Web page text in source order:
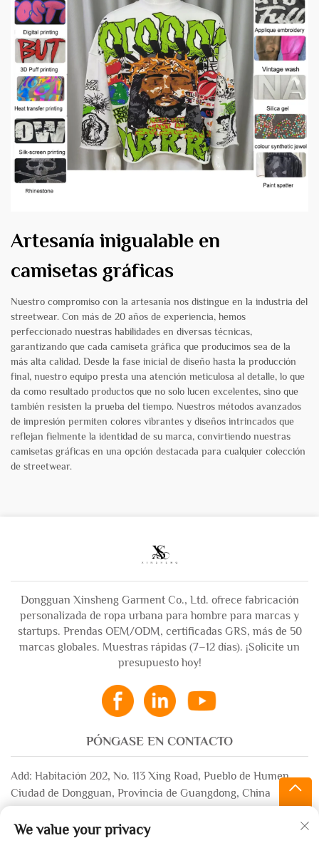
Artesanía inigualable en
camisetas gráficas
Nuestro compromiso con la artesanía nos distingue en la industria del
streetwear. Con más de 20 años de experiencia, hemos
perfeccionado nuestras habilidades en diversas técnicas,
garantizando que cada camiseta gráfica que producimos sea de la
más alta calidad. Desde la fase inicial de diseño hasta la producción
final, nuestro equipo presta una atención meticulosa al detalle, lo que
da como resultado productos que no solo lucen excelentes, sino que
también resisten la prueba del tiempo. Nuestros métodos avanzados
de impresión permiten colores vibrantes y diseños intrincados que
reflejan fielmente la identidad de su marca, convirtiendo nuestras
camisetas gráficas en una opción destacada para cualquier colección
de streetwear.
Dongguan Xinsheng Garment Co., Ltd. ofrece fabricación
personalizada de ropa urbana para hombre para marcas y
startups. Prendas OEM/ODM, certificadas GRS, más de 50
marcas globales. Muestras rápidas (7–12 días). ¡Solicite un
presupuesto hoy!
PÓNGASE EN CONTACTO
Add: Habitación 202, No. 113 Xing Road, Pueblo de Humen,
Ciudad de Dongguan, Provincia de Guangdong, China
We value your privacy